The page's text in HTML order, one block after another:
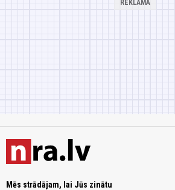
Mēs strādājam, lai Jūs zinātu